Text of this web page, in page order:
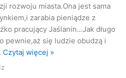
rozwoju miasta.Ona jest sama
zarabia pieniądze z
pracujący Jaślanin…Jak długo
pewnie,aż się ludzie obudzą i
Czytaj więcej »